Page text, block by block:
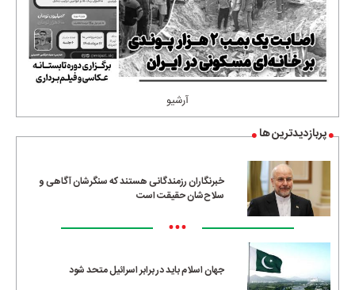
آرشیو
پربازدیدترین ها
خبرنگاران رزمندگانی هستند که سنگرشان آگاهی و
سلاح‌شان حقیقت است
•••
جهان اسلام باید در برابر اسرائیل متحد شود